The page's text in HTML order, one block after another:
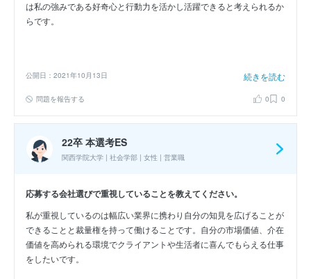
は私の強みである好奇心と行動力を活かし活躍できると考えられるか
らです。
公開日：2021年10月13日 続きを読む
問題を報告する 0 0
22卒 本選考ES
関西学院大学 | 社会学部 | 女性 | 営業職
応募する会社選びで重視していることを教えてください。
私が重視しているのは幅広い業界に携わり自分の知見を広げることが
できることと裁量権を持って働けることです。自分の市場価値、介在
価値を高められる環境でクライアントや生活者に喜んでもらえる仕事
をしたいです。